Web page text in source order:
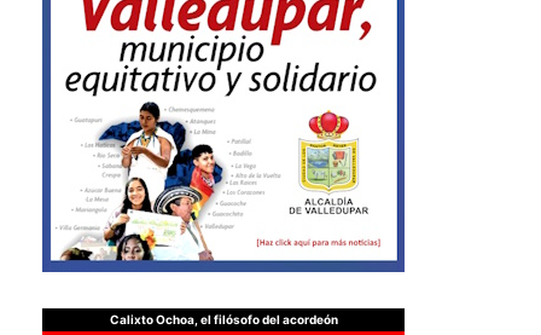
Calixto Ochoa, el filósofo del acordeón